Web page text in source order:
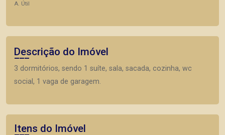
A. Útil
Descrição do Imóvel
3 dormitórios, sendo 1 suíte, sala, sacada, cozinha, wc
social, 1 vaga de garagem.
Itens do Imóvel